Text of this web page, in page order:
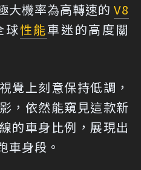
大機率為高轉速的 V8
球性能車迷的高度關
覺上刻意保持低調，
，依然能窺見這款新
的車身比例，展現出
車身段。